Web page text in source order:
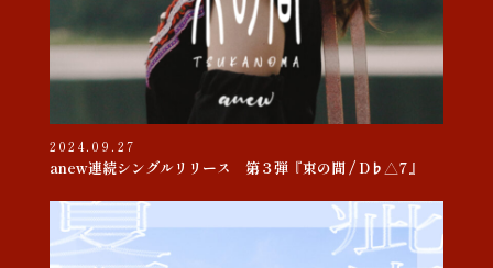
2024.09.27
anew連続シングルリリース 第３弾『束の間 / D♭△7』